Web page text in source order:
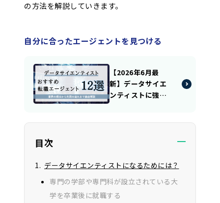
の方法を解説していきます。
自分に合ったエージェントを見つける
【2026年6月最
新】データサイエ
ンティストに強い
目次
データサイエンティストになるためには？
専門の学部や専門科が設立されている大
学を卒業後に就職する